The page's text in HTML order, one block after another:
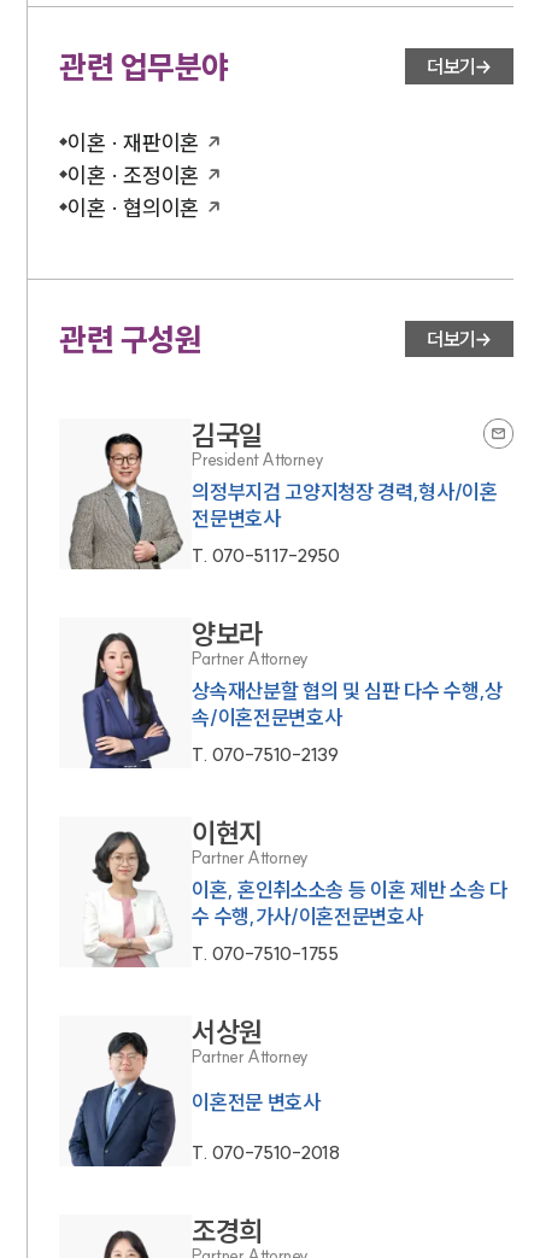
관련 업무분야 더보기
이혼 · 재판이혼
이혼 · 조정이혼
이혼 · 협의이혼
관련 구성원 더보기
김국일
President Attorney
의정부지검 고양지청장 경력,형사/이혼
전문변호사
T. 070-5117-2950
양보라
Partner Attorney
상속재산분할 협의 및 심판 다수 수행,상
속/이혼전문변호사
T. 070-7510-2139
이현지
Partner Attorney
이혼, 혼인취소소송 등 이혼 제반 소송 다
수 수행,가사/이혼전문변호사
T. 070-7510-1755
서상원
Partner Attorney
이혼전문 변호사
T. 070-7510-2018
조경희